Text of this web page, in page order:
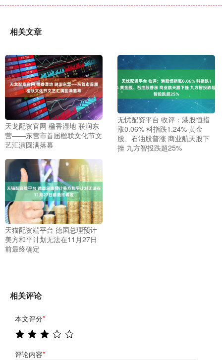
相关文章
天龙配资官网 楹香湿地 联润东
营——东营市首届楹联文化节文
艺汇演圆满落幕
无忧配资平台 收评：港股恒指
涨0.06% 科指跌1.24% 黄金
股、石油股普涨 商业航天股下
挫 九方智投跌超25%
天猫配资端平台 德国总理预计
美方和平计划无法在11月27日
前最终确定
相关评论
本文评分*
评论内容*